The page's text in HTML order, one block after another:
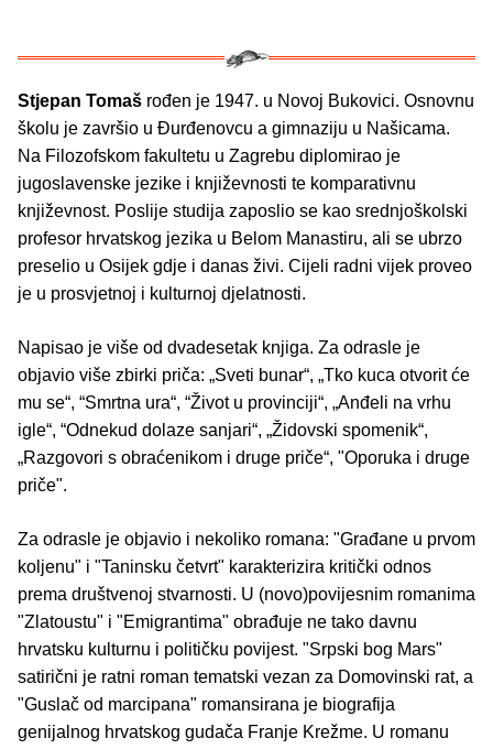
Stjepan Tomaš rođen je 1947. u Novoj Bukovici. Osnovnu
školu je završio u Đurđenovcu a gimnaziju u Našicama.
Na Filozofskom fakultetu u Zagrebu diplomirao je
jugoslavenske jezike i književnosti te komparativnu
književnost. Poslije studija zaposlio se kao srednjoškolski
profesor hrvatskog jezika u Belom Manastiru, ali se ubrzo
preselio u Osijek gdje i danas živi. Cijeli radni vijek proveo
je u prosvjetnoj i kulturnoj djelatnosti.
Napisao je više od dvadesetak knjiga. Za odrasle je
objavio više zbirki priča: „Sveti bunar“, „Tko kuca otvorit će
mu se“, “Smrtna ura“, “Život u provinciji“, „Anđeli na vrhu
igle“, “Odnekud dolaze sanjari“, „Židovski spomenik“,
„Razgovori s obraćenikom i druge priče“, "Oporuka i druge
priče".
Za odrasle je objavio i nekoliko romana: "Građane u prvom
koljenu" i "Taninsku četvrt" karakterizira kritički odnos
prema društvenoj stvarnosti. U (novo)povijesnim romanima
"Zlatoustu" i "Emigrantima" obrađuje ne tako davnu
hrvatsku kulturnu i političku povijest. "Srpski bog Mars"
satirični je ratni roman tematski vezan za Domovinski rat, a
"Guslač od marcipana" romansirana je biografija
genijalnog hrvatskog gudača Franje Krežme. U romanu